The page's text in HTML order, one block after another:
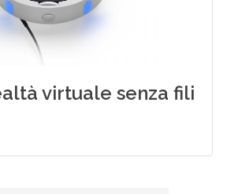
virtuale senza fili